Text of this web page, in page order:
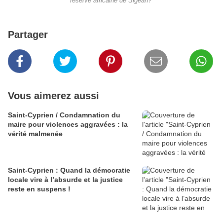
Partager
Vous aimerez aussi
Saint-Cyprien / Condamnation du
maire pour violences aggravées : la
vérité malmenée
Saint-Cyprien : Quand la démocratie
locale vire à l’absurde et la justice
reste en suspens !